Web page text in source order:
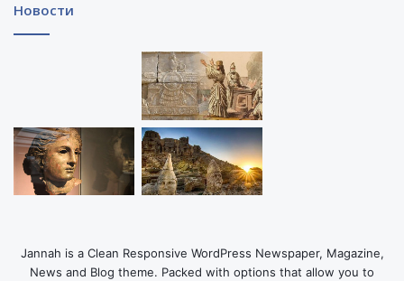
Новости
Jannah is a Clean Responsive WordPress Newspaper, Magazine,
News and Blog theme. Packed with options that allow you to